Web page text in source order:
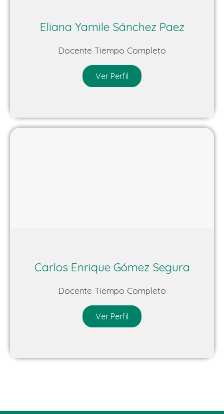
Eliana Yamile Sánchez Paez
Docente Tiempo Completo
Ver Perfil
Carlos Enrique Gómez Segura
Docente Tiempo Completo
Ver Perfil